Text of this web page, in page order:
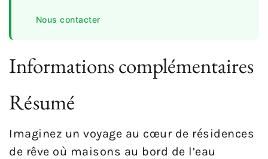
Nous contacter
Informations complémentaires
Résumé
Imaginez un voyage au cœur de résidences
de rêve où maisons au bord de l’eau